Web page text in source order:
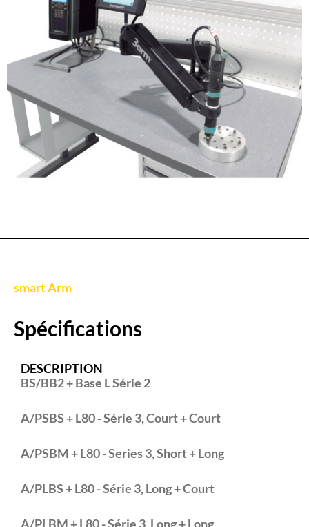
smart Arm
Spécifications
DESCRIPTION
BS/BB2 + Base L Série 2
A/PSBS + L80 - Série 3, Court + Court
A/PSBM + L80 - Series 3, Short + Long
A/PLBS + L80 - Série 3, Long + Court
A/PLBM + L80 - Série 3, Long + Long